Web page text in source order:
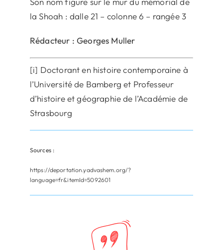
la Shoah : dalle 21 – colonne 6 – rangée 3
Rédacteur : Georges Muller
[i] Doctorant en histoire contemporaine à
l’Université de Bamberg et Professeur
d’histoire et géographie de l’Académie de
Strasbourg
Sources :
https://deportation.yadvashem.org/?
language=fr&itemId=5092601